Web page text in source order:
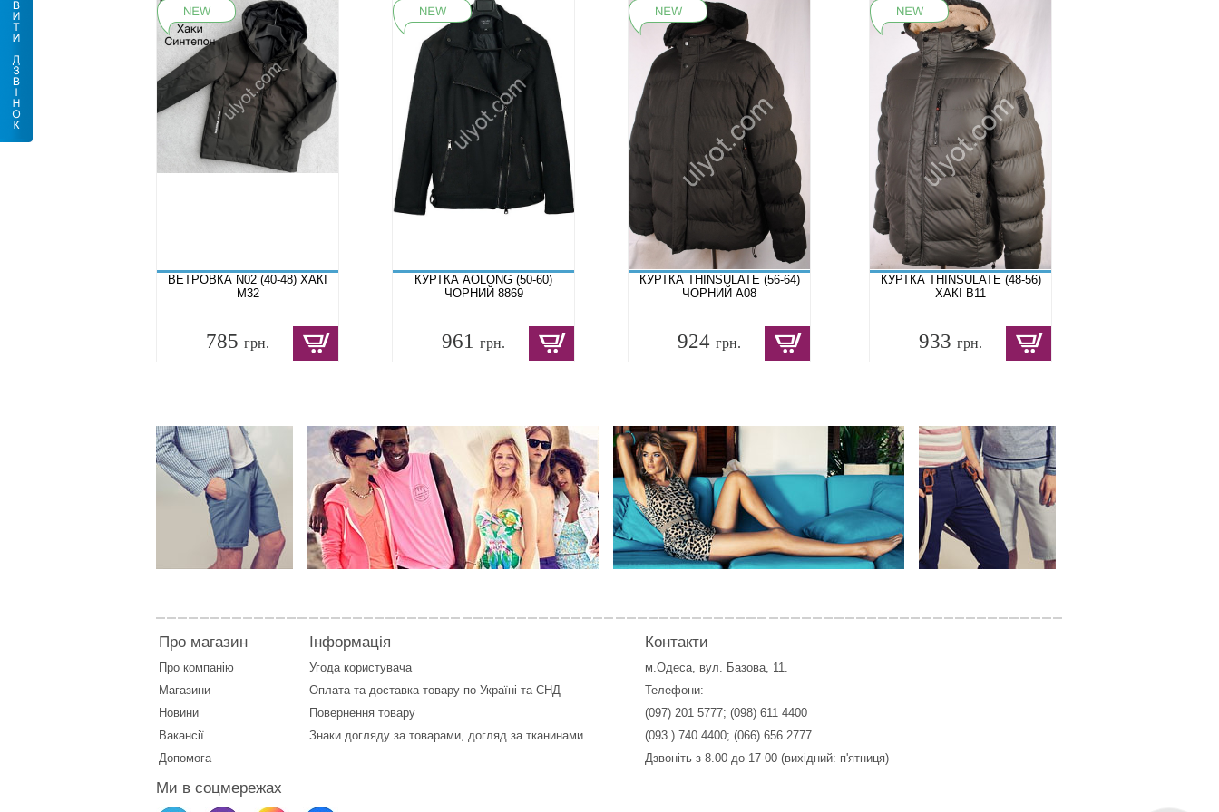
ВЕТРОВКА N02 (40-48) ХАКІ
M32
785 грн.
КУРТКА AOLONG (50-60)
ЧОРНИЙ 8869
961 грн.
КУРТКА THINSULATE (56-64)
ЧОРНИЙ A08
924 грн.
КУРТКА THINSULATE (48-56)
ХАКІ B11
933 грн.
Про магазин
Про компанію
Магазини
Новини
Вакансії
Допомога
Інформація
Угода користувача
Оплата та доставка товару по Україні та СНД
Повернення товару
Знаки догляду за товарами, догляд за тканинами
Контакти
м.Одеса, вул. Базова, 11.
Телефони:
(097) 201 5777; (098) 611 4400
(093 ) 740 4400; (066) 656 2777
Дзвоніть з 8.00 до 17-00 (вихідний: п'ятниця)
Ми в соцмережах